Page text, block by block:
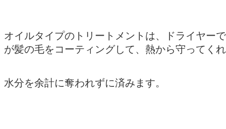
オイルタイプのトリートメントは、ドライヤー
が髪の毛をコーティングして、熱から守ってく
水分を余計に奪われずに済みます。